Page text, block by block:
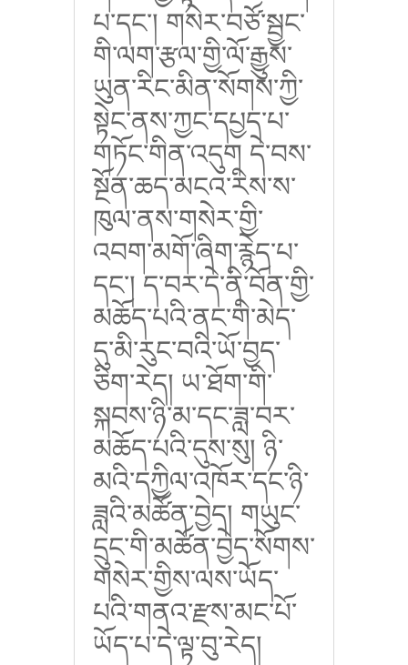
པ་དང་། གསེར་བཙོ་སྦྱང་
གི་ལག་རྩལ་གྱི་ལོ་རྒྱུས་
ཡུན་རིང་མིན་སོགས་ཀྱི་
སྟེང་ནས་ཀྱང་དཔྱད་པ་
གཏོང་གིན་འདུག དེ་བས་
སྔོན་ཆད་མངའ་རིས་ས་
ཁུལ་ནས་གསེར་གྱི་
འབག་མགོ་ཞིག་རྙེད་པ་
དང་། ད་བར་དེ་ནི་བོན་གྱི་
མཆོད་པའི་ནང་གི་མེད་
དུ་མི་རུང་བའི་ཡོ་བྱད་
ཅིག་རེད། ཡ་ཐོག་གི་
སྐབས་ཉི་མ་དང་ཟླ་བར་
མཆོད་པའི་དུས་སུ། ཉི་
མའི་དཀྱིལ་འཁོར་དང་ཉི་
ཟླའི་མཚོན་བྱེད། གཡུང་
དྲུང་གི་མཚོན་བྱེད་སོགས་
གསེར་གྱིས་ལས་ཡོད་
པའི་གནའ་རྫས་མང་པོ་
ཡོད་པ་དེ་ལྟ་བུ་རེད།